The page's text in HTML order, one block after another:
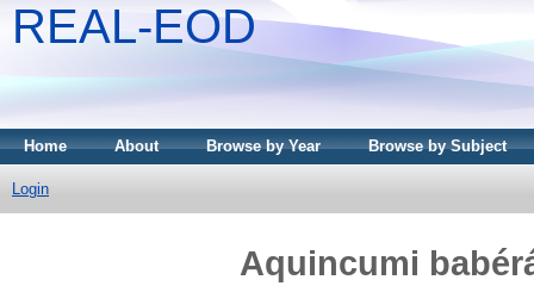
REAL-EOD
Home About Browse by Year Browse by Subject
Login
Aquincumi